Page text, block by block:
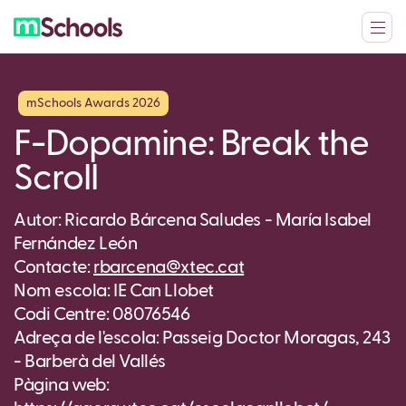
mSchools Awards 2026
F-Dopamine: Break the
Scroll
Autor: Ricardo Bárcena Saludes - María Isabel
Fernández León
Contacte: rbarcena@xtec.cat
Nom escola: IE Can Llobet
Codi Centre: 08076546
Adreça de l'escola: Passeig Doctor Moragas, 243
- Barberà del Vallés
Pàgina web: